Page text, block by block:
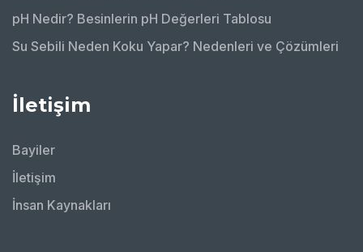
pH Nedir? Besinlerin pH Değerleri Tablosu
Su Sebili Neden Koku Yapar? Nedenleri ve Çözümleri
İletişim
Bayiler
İletişim
İnsan Kaynakları